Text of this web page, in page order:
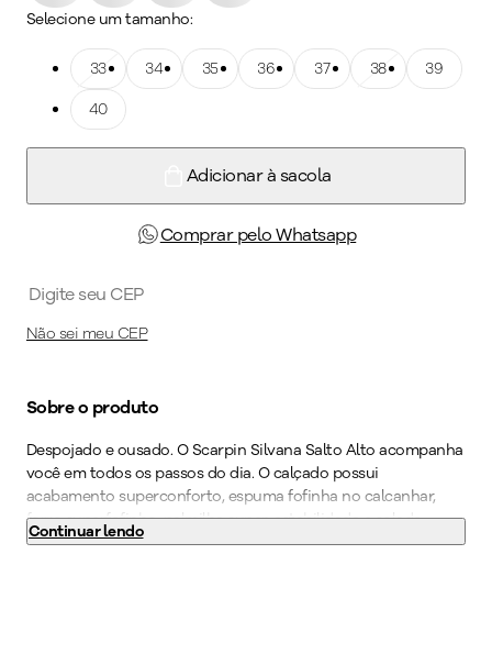
Selecione um tamanho:
Tamanho: 33
33Tamanho: 34
34Tamanho: 35
35Tamanho: 36
36Tamanho: 37
37Tamanho: 38
38Tamanho: 39
39
Tamanho: 40
40
Adicionar à sacola
Comprar pelo Whatsapp
Não sei meu CEP
Sobre o produto
Despojado e ousado. O Scarpin Silvana Salto Alto acompanha
você em todos os passos do dia. O calçado possui
acabamento superconforto, espuma fofinha no calcanhar,
forro superfofinho, palmilha super-estabilidade e solado
superaderente tornando-o indispensável para quem precisa
Continuar lendo